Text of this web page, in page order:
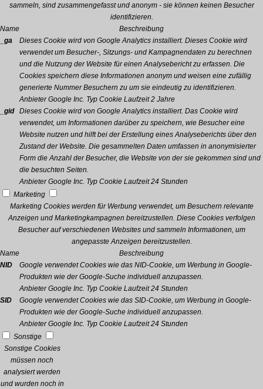
sammeln, sind zusammengefasst und anonym - sie können keinen Besucher
identifizieren.
Name
Beschreibung
_ga
Dieses Cookie wird von Google Analytics installiert. Dieses Cookie wird
verwendet um Besucher-, Sitzungs- und Kampagnendaten zu berechnen
und die Nutzung der Website für einen Analysebericht zu erfassen. Die
Cookies speichern diese Informationen anonym und weisen eine zufällig
generierte Nummer Besuchern zu um sie eindeutig zu identifizieren.
Anbieter Google Inc. Typ Cookie Laufzeit 2 Jahre
_gid
Dieses Cookie wird von Google Analytics installiert. Das Cookie wird
verwendet, um Informationen darüber zu speichern, wie Besucher eine
Website nutzen und hilft bei der Erstellung eines Analyseberichts über den
Zustand der Website. Die gesammelten Daten umfassen in anonymisierter
Form die Anzahl der Besucher, die Website von der sie gekommen sind und
die besuchten Seiten.
Anbieter Google Inc. Typ Cookie Laufzeit 24 Stunden
Marketing
Marketing Cookies werden für Werbung verwendet, um Besuchern relevante
Anzeigen und Marketingkampagnen bereitzustellen. Diese Cookies verfolgen
Besucher auf verschiedenen Websites und sammeln Informationen, um
angepasste Anzeigen bereitzustellen.
Name
Beschreibung
NID
Google verwendet Cookies wie das NID-Cookie, um Werbung in Google-
Produkten wie der Google-Suche individuell anzupassen.
Anbieter Google Inc. Typ Cookie Laufzeit 24 Stunden
SID
Google verwendet Cookies wie das SID-Cookie, um Werbung in Google-
Produkten wie der Google-Suche individuell anzupassen.
Anbieter Google Inc. Typ Cookie Laufzeit 24 Stunden
Sonstige
Sonstige Cookies
müssen noch
analysiert werden
und wurden noch in